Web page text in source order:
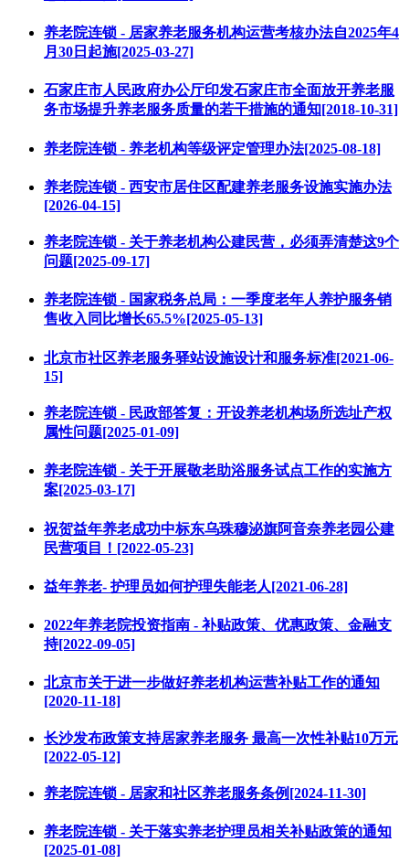
养老院连锁 - 居家养老服务机构运营考核办法自2025年4
月30日起施[2025-03-27]
石家庄市人民政府办公厅印发石家庄市全面放开养老服
务市场提升养老服务质量的若干措施的通知[2018-10-31]
养老院连锁 - 养老机构等级评定管理办法[2025-08-18]
养老院连锁 - 西安市居住区配建养老服务设施实施办法
[2026-04-15]
养老院连锁 - 关于养老机构公建民营，必须弄清楚这9个
问题[2025-09-17]
养老院连锁 - 国家税务总局：一季度老年人养护服务销
售收入同比增长65.5%[2025-05-13]
北京市社区养老服务驿站设施设计和服务标准[2021-06-
15]
养老院连锁 - 民政部答复：开设养老机构场所选址产权
属性问题[2025-01-09]
养老院连锁 - 关于开展敬老助浴服务试点工作的实施方
案[2025-03-17]
祝贺益年养老成功中标东乌珠穆泌旗阿音奈养老园公建
民营项目！[2022-05-23]
益年养老- 护理员如何护理失能老人[2021-06-28]
2022年养老院投资指南 - 补贴政策、优惠政策、金融支
持[2022-09-05]
北京市关于进一步做好养老机构运营补贴工作的通知
[2020-11-18]
长沙发布政策支持居家养老服务 最高一次性补贴10万元
[2022-05-12]
养老院连锁 - 居家和社区养老服务条例[2024-11-30]
养老院连锁 - 关于落实养老护理员相关补贴政策的通知
[2025-01-08]